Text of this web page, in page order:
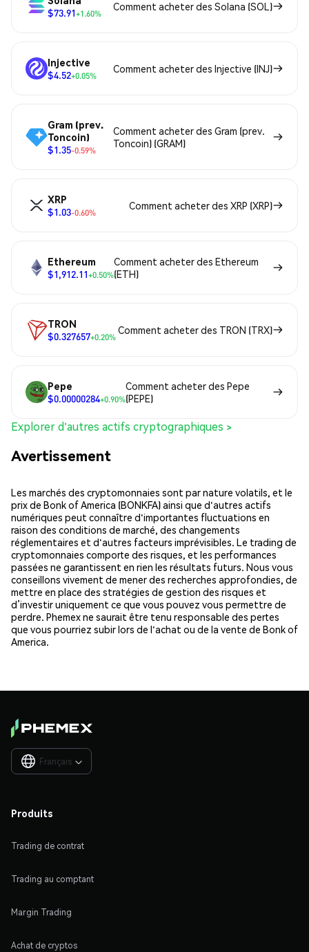
$73.91+1.60%
Comment acheter des Solana (SOL)
Injective
$4.52+0.05%
Comment acheter des Injective (INJ)
Gram (prev.
Toncoin)
$1.35-0.59%
Comment acheter des Gram (prev.
Toncoin) (GRAM)
XRP
$1.03-0.60%
Comment acheter des XRP (XRP)
Ethereum
$1,912.11+0.50%
Comment acheter des Ethereum
(ETH)
TRON
$0.327657+0.20%
Comment acheter des TRON (TRX)
Pepe
$0.00000284+0.90%
Comment acheter des Pepe
(PEPE)
Explorer d'autres actifs cryptographiques >
Avertissement
Les marchés des cryptomonnaies sont par nature volatils, et le
prix de Bonk of America (BONKFA) ainsi que d'autres actifs
numériques peut connaître d'importantes fluctuations en
raison des conditions de marché, des changements
réglementaires et d'autres facteurs imprévisibles. Le trading de
cryptomonnaies comporte des risques, et les performances
passées ne garantissent en rien les résultats futurs. Nous vous
conseillons vivement de mener des recherches approfondies, de
mettre en place des stratégies de gestion des risques et
d’investir uniquement ce que vous pouvez vous permettre de
perdre. Phemex ne saurait être tenu responsable des pertes
que vous pourriez subir lors de l'achat ou de la vente de Bonk of
America.
Français 
Produits
Trading de contrat
Trading au comptant
Margin Trading
Achat de cryptos